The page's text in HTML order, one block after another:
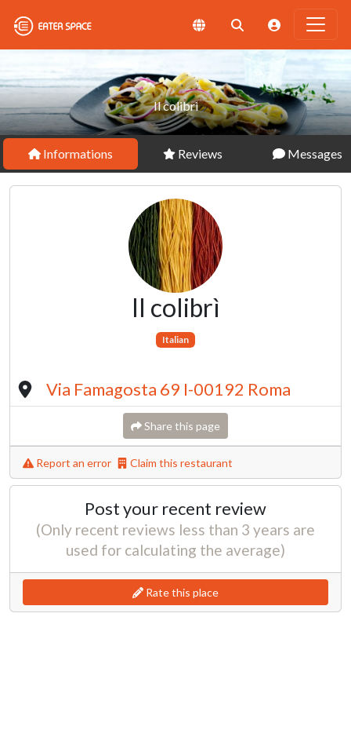
Il colibrì
Informations Reviews Messages
Il colibrì
Italian
Via Famagosta 69 I-00192 Roma
Share this page
Report an error Claim this restaurant
Post your recent review
(Only recent reviews less than 3 years are
used for calculating the average)
Rate this place